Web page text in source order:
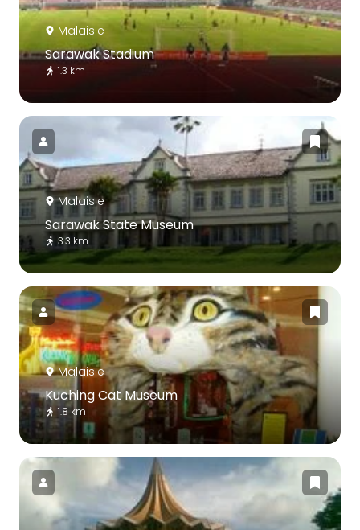
Malaisie
Sarawak Stadium
1.3 km
Malaisie
Sarawak State Museum
3.3 km
Malaisie
Kuching Cat Museum
1.8 km